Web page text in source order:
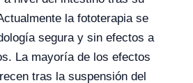
la fototerapia se
segura y sin efectos a
La mayoría de los efectos
tras la suspensión del